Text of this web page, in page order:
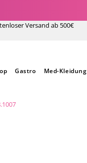
Versand ab 500€
Gastro Med-Kleidung